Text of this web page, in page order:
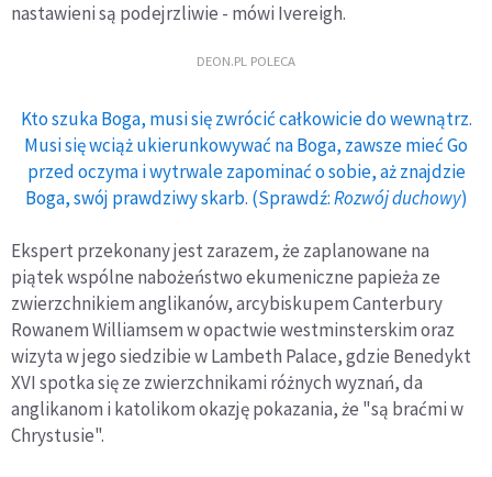
nastawieni są podejrzliwie - mówi Ivereigh.
DEON.PL POLECA
Kto szuka Boga, musi się zwrócić całkowicie do wewnątrz.
Musi się wciąż ukierunkowywać na Boga, zawsze mieć Go
przed oczyma i wytrwale zapominać o sobie, aż znajdzie
Boga, swój prawdziwy skarb. (Sprawdź:Rozwój duchowy)
Ekspert przekonany jest zarazem, że zaplanowane na
piątek wspólne nabożeństwo ekumeniczne papieża ze
zwierzchnikiem anglikanów, arcybiskupem Canterbury
Rowanem Williamsem w opactwie westminsterskim oraz
wizyta w jego siedzibie w Lambeth Palace, gdzie Benedykt
XVI spotka się ze zwierzchnikami różnych wyznań, da
anglikanom i katolikom okazję pokazania, że "są braćmi w
Chrystusie".